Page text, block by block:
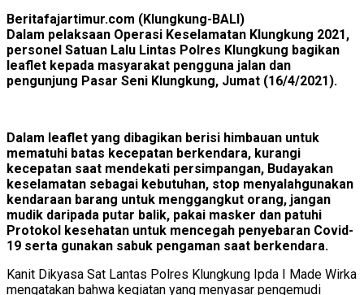
Beritafajartimur.com (Klungkung-BALI)
Dalam pelaksaan Operasi Keselamatan Klungkung 2021,
personel Satuan Lalu Lintas Polres Klungkung bagikan
leaflet kepada masyarakat pengguna jalan dan
pengunjung Pasar Seni Klungkung, Jumat (16/4/2021).
Dalam leaflet yang dibagikan berisi himbauan untuk
mematuhi batas kecepatan berkendara, kurangi
kecepatan saat mendekati persimpangan, Budayakan
keselamatan sebagai kebutuhan, stop menyalahgunakan
kendaraan barang untuk menggangkut orang, jangan
mudik daripada putar balik, pakai masker dan patuhi
Protokol kesehatan untuk mencegah penyebaran Covid-
19 serta gunakan sabuk pengaman saat berkendara.
Kanit Dikyasa Sat Lantas Polres Klungkung Ipda I Made Wirka
mengatakan bahwa kegiatan yang menyasar pengemudi